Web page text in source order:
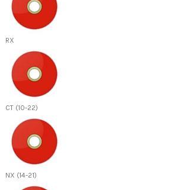
RX
CT (10-22)
NX (14-21)